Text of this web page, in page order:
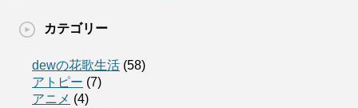
カテゴリー
dewの花歌生活 (58)
アトピー (7)
アニメ (4)